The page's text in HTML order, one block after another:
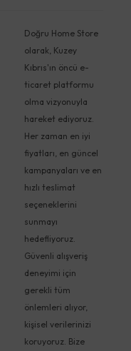
Doğru Home Store
olarak, Kuzey
Kıbrıs'ın öncü e-
ticaret platformu
olma vizyonuyla
hareket ediyoruz.
Her zaman en iyi
fiyatları, en güncel
kampanyaları ve en
hızlı teslimat
seçeneklerini
sunmayı
hedefliyoruz.
Güvenli alışveriş
deneyimi için
gerekli tüm
önlemleri alıyor,
kişisel verilerinizi
koruyoruz. Bize